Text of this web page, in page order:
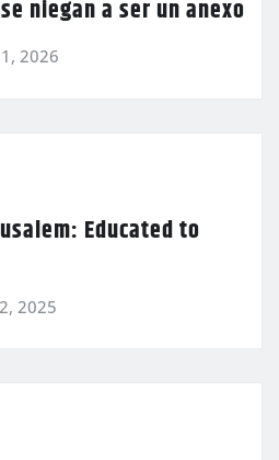
niegan a ser un anexo
2026
Educated to
2025